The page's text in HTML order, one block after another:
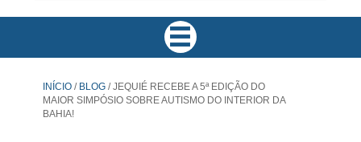
INÍCIO / BLOG /JEQUIÉ RECEBE A 5ª EDIÇÃO DO
MAIOR SIMPÓSIO SOBRE AUTISMO DO INTERIOR DA
BAHIA!